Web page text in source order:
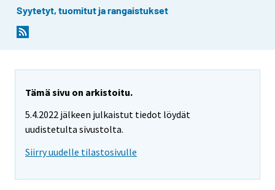
Syytetyt, tuomitut ja rangaistukset
Tämä sivu on arkistoitu.
5.4.2022 jälkeen julkaistut tiedot löydät
uudistetulta sivustolta.
Siirry uudelle tilastosivulle